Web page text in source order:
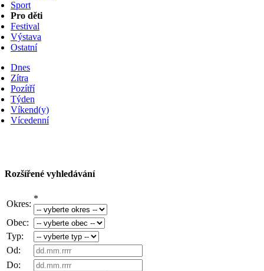
Sport
Pro děti
Festival
Výstava
Ostatní
Dnes
Zítra
Pozítří
Týden
Víkend(y)
Vícedenní
Rozšířené vyhledávání
Okres:
*
Obec:
Typ:
Od:
Do: